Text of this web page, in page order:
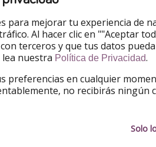
no interviene en las reservas.
económico desde Málaga:
abril
para mejorar tu experiencia de
Al hacer clic en ""Aceptar
terceros y que tus datos
nuestra Política de Privacidad.
preferencias en cualquier
no recibirás ningún
Solo